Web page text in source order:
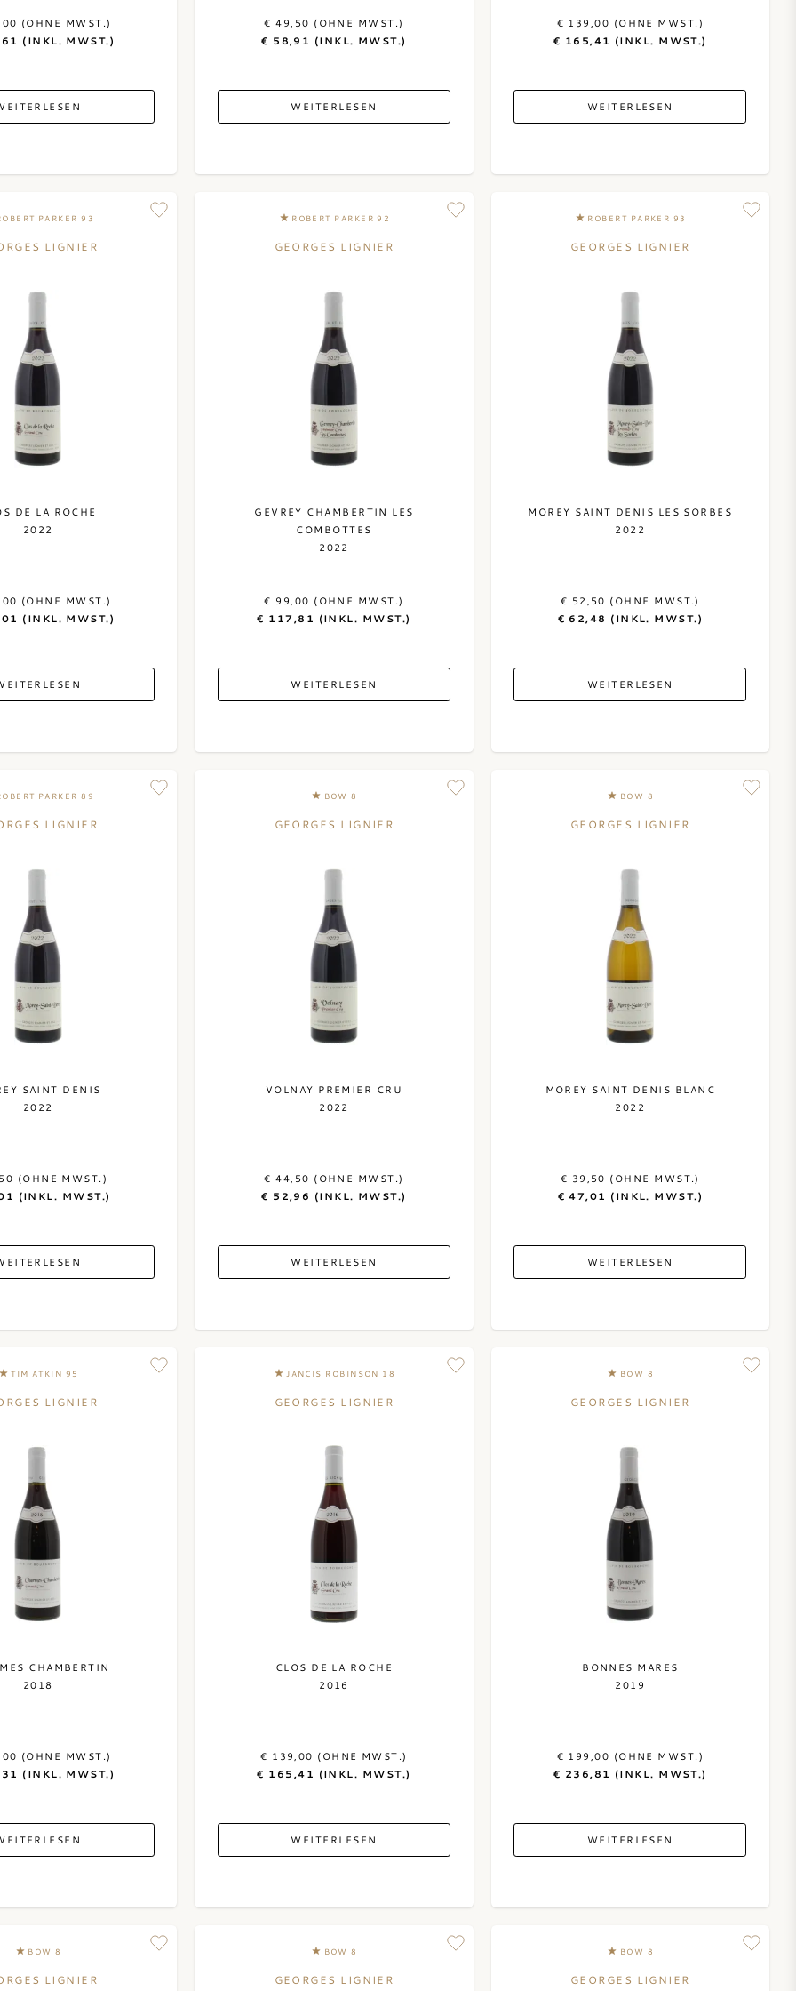
(OHNE MWST.)
(INKL. MWST.)
€ 49,50 (OHNE MWST.)
€ 58,91 (INKL. MWST.)
WEITERLESEN
€ 139,00 (OHNE MWST.)
€ 165,41 (INKL. MWST.)
WEITERLESEN
PARKER 93
LIGNIER
DE LA ROCHE
2022
(OHNE MWST.)
(INKL. MWST.)
ROBERT PARKER 92
GEORGES LIGNIER
GEVREY CHAMBERTIN LES
COMBOTTES
2022
€ 99,00 (OHNE MWST.)
€ 117,81 (INKL. MWST.)
WEITERLESEN
ROBERT PARKER 93
GEORGES LIGNIER
MOREY SAINT DENIS LES SORBES
2022
€ 52,50 (OHNE MWST.)
€ 62,48 (INKL. MWST.)
WEITERLESEN
PARKER 89
LIGNIER
SAINT DENIS
2022
(OHNE MWST.)
(INKL. MWST.)
BOW 8
GEORGES LIGNIER
VOLNAY PREMIER CRU
2022
€ 44,50 (OHNE MWST.)
€ 52,96 (INKL. MWST.)
WEITERLESEN
BOW 8
GEORGES LIGNIER
MOREY SAINT DENIS BLANC
2022
€ 39,50 (OHNE MWST.)
€ 47,01 (INKL. MWST.)
WEITERLESEN
TIM ATKIN 95
LIGNIER
CHAMBERTIN
2018
(OHNE MWST.)
(INKL. MWST.)
JANCIS ROBINSON 18
GEORGES LIGNIER
CLOS DE LA ROCHE
2016
€ 139,00 (OHNE MWST.)
€ 165,41 (INKL. MWST.)
WEITERLESEN
BOW 8
GEORGES LIGNIER
BONNES MARES
2019
€ 199,00 (OHNE MWST.)
€ 236,81 (INKL. MWST.)
WEITERLESEN
BOW 8
LIGNIER
BOW 8
GEORGES LIGNIER
BOW 8
GEORGES LIGNIER